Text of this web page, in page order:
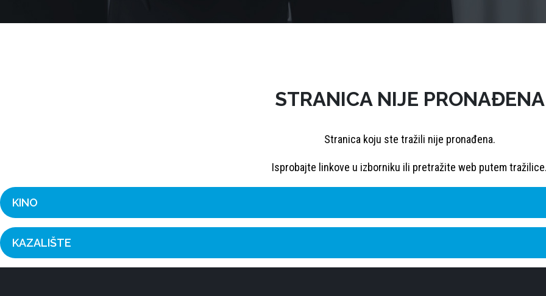
STRANICA NIJE PRONAĐENA
Stranica koju ste tražili nije pronađena.
Isprobajte linkove u izborniku ili pretražite web putem
KINO
KAZALIŠTE